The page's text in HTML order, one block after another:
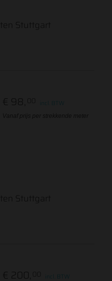
Stuttgart
€ 98, incl. BTW
Vanaf prijs per strekkende meter
Stuttgart
€ 200, incl. BTW